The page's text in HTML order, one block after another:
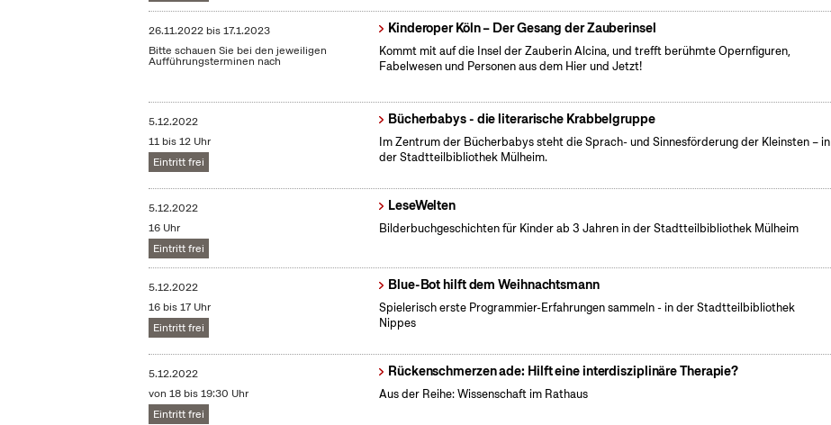
26.11.2022 bis17.1.2023
Bitte schauen Sie bei den jeweiligen
Aufführungsterminen nach
Kinderoper Köln – Der Gesang der Zauberinsel
Kommt mit auf die Insel der Zauberin Alcina, und trefft berühmte Opernfiguren,
Fabelwesen und Personen aus dem Hier und Jetzt!
5.12.2022
11 bis 12 Uhr
Eintritt frei
Bücherbabys - die literarische Krabbelgruppe
Im Zentrum der Bücherbabys steht die Sprach- und Sinnesförderung der Kleinsten – in
der Stadtteilbibliothek Mülheim.
5.12.2022
16 Uhr
Eintritt frei
LeseWelten
Bilderbuchgeschichten für Kinder ab 3 Jahren in der Stadtteilbibliothek Mülheim
5.12.2022
16 bis 17 Uhr
Eintritt frei
Blue-Bot hilft dem Weihnachtsmann
Spielerisch erste Programmier-Erfahrungen sammeln - in der Stadtteilbibliothek
Nippes
5.12.2022
von 18 bis 19:30 Uhr
Eintritt frei
Rückenschmerzen ade: Hilft eine interdisziplinäre Therapie?
Aus der Reihe: Wissenschaft im Rathaus